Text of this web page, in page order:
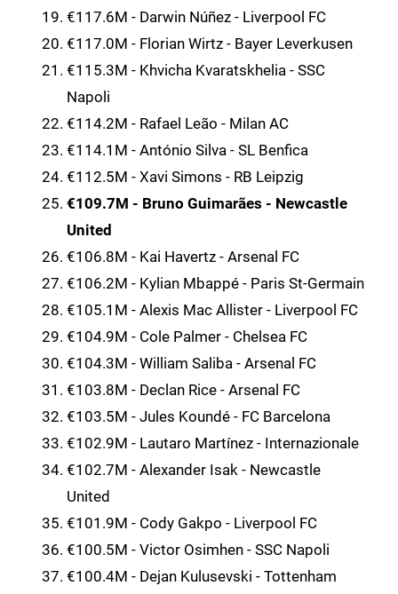
€117.6M - Darwin Núñez - Liverpool FC
€117.0M - Florian Wirtz - Bayer Leverkusen
€115.3M - Khvicha Kvaratskhelia - SSC
Napoli
€114.2M - Rafael Leão - Milan AC
€114.1M - António Silva - SL Benfica
€112.5M - Xavi Simons - RB Leipzig
€109.7M - Bruno Guimarães - Newcastle
United
€106.8M - Kai Havertz - Arsenal FC
€106.2M - Kylian Mbappé - Paris St-Germain
€105.1M - Alexis Mac Allister - Liverpool FC
€104.9M - Cole Palmer - Chelsea FC
€104.3M - William Saliba - Arsenal FC
€103.8M - Declan Rice - Arsenal FC
€103.5M - Jules Koundé - FC Barcelona
€102.9M - Lautaro Martínez - Internazionale
€102.7M - Alexander Isak - Newcastle
United
€101.9M - Cody Gakpo - Liverpool FC
€100.5M - Victor Osimhen - SSC Napoli
€100.4M - Dejan Kulusevski - Tottenham